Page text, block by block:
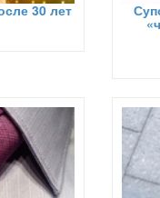
30 лет